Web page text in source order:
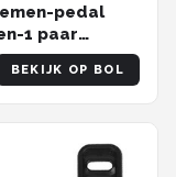
pedal
1 paar
pedalen met
BEKIJK OP BOL